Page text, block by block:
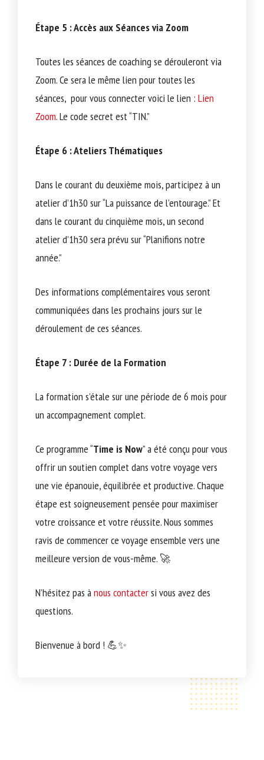
Étape 5 : Accès aux Séances via Zoom
Toutes les séances de coaching se dérouleront via
Zoom. Ce sera le même lien pour toutes les
séances, pour vous connecter voici le lien : Lien
Zoom. Le code secret est “TIN.”
Étape 6 : Ateliers Thématiques
Dans le courant du deuxième mois, participez à un
atelier d’1h30 sur “La puissance de l’entourage.” Et
dans le courant du cinquième mois, un second
atelier d’1h30 sera prévu sur “Planifions notre
année.”
Des informations complémentaires vous seront
communiquées dans les prochains jours sur le
déroulement de ces séances.
Étape 7 : Durée de la Formation
La formation s’étale sur une période de 6 mois pour
un accompagnement complet.
Ce programme “Time is Now” a été conçu pour vous
offrir un soutien complet dans votre voyage vers
une vie épanouie, équilibrée et productive. Chaque
étape est soigneusement pensée pour maximiser
votre croissance et votre réussite. Nous sommes
ravis de commencer ce voyage ensemble vers une
meilleure version de vous-même. 🚀
N’hésitez pas ànous contactersi vous avez des
questions.
Bienvenue à bord ! 💪✨